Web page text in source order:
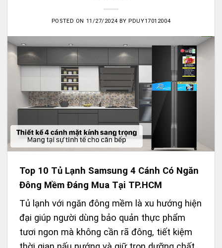
POSTED ON 11/27/2024 BYPDUY17012004
Top 10 Tủ Lạnh Samsung 4 Cánh Có Ngăn
Đông Mềm Đáng Mua Tại TP.HCM
Tủ lạnh với ngăn đông mềm là xu hướng hiện
đại giúp người dùng bảo quản thực phẩm
tươi ngon mà không cần rã đông, tiết kiệm